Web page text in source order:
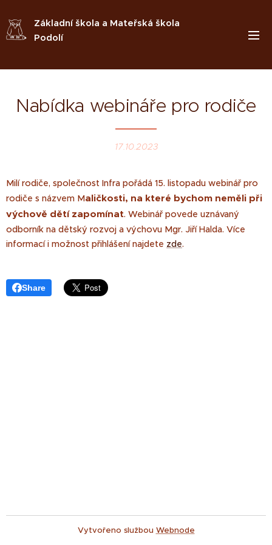
Základní škola a Mateřská škola
Podolí
Nabídka webináře pro rodiče
17.10.2023
Milí rodiče, společnost Infra pořádá 15. listopadu webinář pro
rodiče s názvem Maličkosti, na které bychom neměli při
výchově dětí zapomínat. Webinář povede uznávaný
odborník na dětský rozvoj a výchovu Mgr. Jiří Halda. Více
informací i možnost přihlášení najdete zde.
Share
Vytvořeno službou Webnode